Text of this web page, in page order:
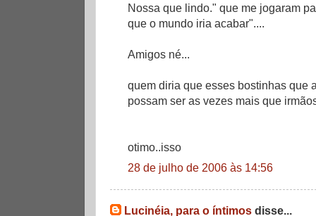
Nossa que lindo." que me jogaram
que o mundo iria acabar"....
Amigos né...
quem diria que esses bostinhas que
possam ser as vezes mais que
otimo..isso
28 de julho de 2006 às 14:56
Lucinéia, para o íntimos disse...